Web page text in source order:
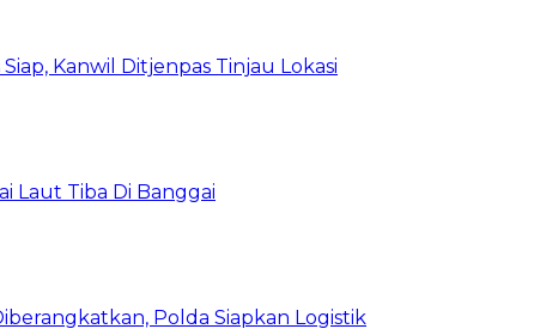
Kanwil Ditjenpas Tinjau Lokasi
Laut Tiba Di Banggai
Polda Siapkan Logistik